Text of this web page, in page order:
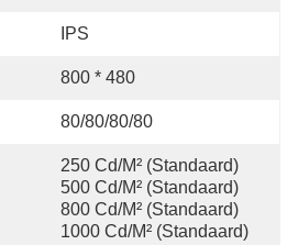
IPS
800 * 480
80/80/80/80
250 Cd/m² (standaard)
500 Cd/m² (standaard)
800 Cd/m² (standaard)
1000 Cd/m² (standaard)